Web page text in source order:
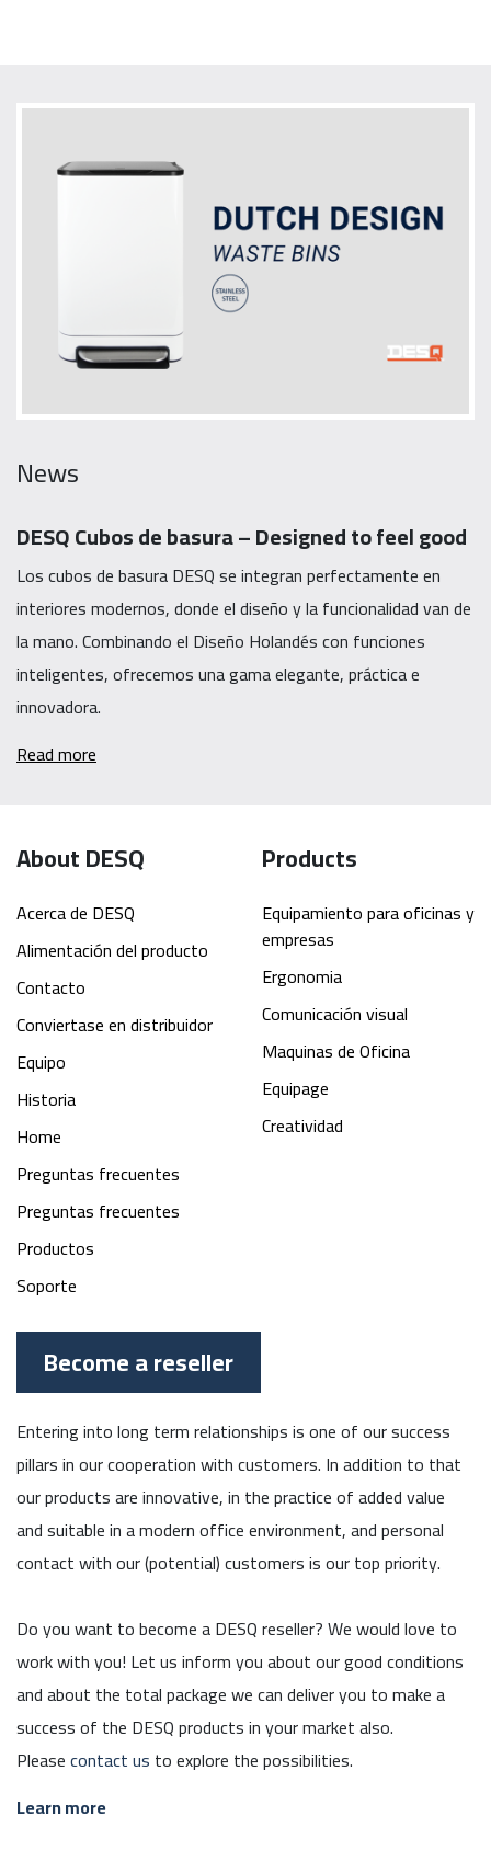
News
DESQ Cubos de basura – Designed to feel good
Los cubos de basura DESQ se integran perfectamente en
interiores modernos, donde el diseño y la funcionalidad van de
la mano. Combinando el Diseño Holandés con funciones
inteligentes, ofrecemos una gama elegante, práctica e
innovadora.
Read more
About DESQ
Acerca de DESQ
Alimentación del producto
Contacto
Conviertase en distribuidor
Equipo
Historia
Home
Preguntas frecuentes
Preguntas frecuentes
Productos
Soporte
Products
Equipamiento para oficinas y
empresas
Ergonomia
Comunicación visual
Maquinas de Oficina
Equipage
Creatividad
Become a reseller
Entering into long term relationships is one of our success
pillars in our cooperation with customers. In addition to that
our products are innovative, in the practice of added value
and suitable in a modern office environment, and personal
contact with our (potential) customers is our top priority.
Do you want to become a DESQ reseller? We would love to
work with you! Let us inform you about our good conditions
and about the total package we can deliver you to make a
success of the DESQ products in your market also.
Pleasecontact us to explore the possibilities.
Learn more